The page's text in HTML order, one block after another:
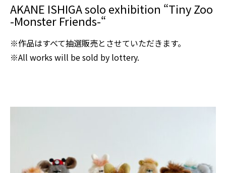
AKANE ISHIGA solo exhibition “Tiny Zoo
-Monster Friends-“
※作品はすべて抽選販売とさせていただきます。
※All works will be sold by lottery.